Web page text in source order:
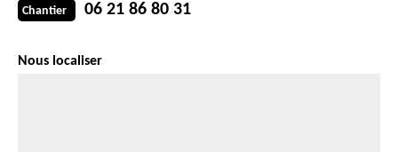
Chantier 06 21 86 80 31
Nous localiser